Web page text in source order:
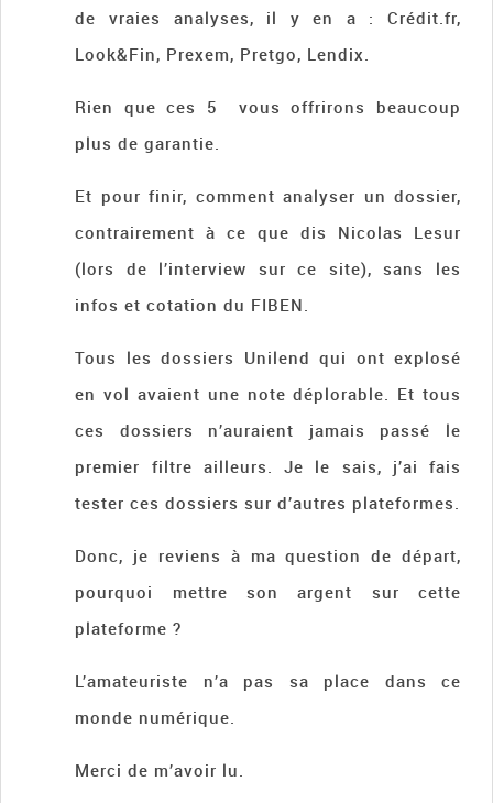
de vraies analyses, il y en a : Crédit.fr,
Look&Fin, Prexem, Pretgo, Lendix.
Rien que ces 5 vous offrirons beaucoup
plus de garantie.
Et pour finir, comment analyser un dossier,
contrairement à ce que dis Nicolas Lesur
(lors de l’interview sur ce site), sans les
infos et cotation du FIBEN.
Tous les dossiers Unilend qui ont explosé
en vol avaient une note déplorable. Et tous
ces dossiers n’auraient jamais passé le
premier filtre ailleurs. Je le sais, j’ai fais
tester ces dossiers sur d’autres plateformes.
Donc, je reviens à ma question de départ,
pourquoi mettre son argent sur cette
plateforme ?
L’amateuriste n’a pas sa place dans ce
monde numérique.
Merci de m’avoir lu.